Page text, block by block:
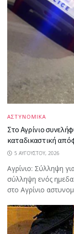
ΑΣΤΥΝΟΜΙΚΑ
Στο Αγρίνιο
καταδικαστική
5 ΑΥΓΟΎΣΤΟΥ, 2026
Aγρίνιο: Σύλληψη
σύλληψη ενός
στο Αγρίνιο